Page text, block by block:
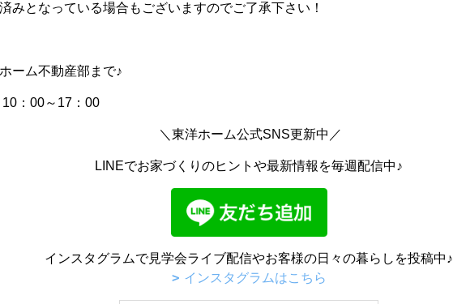
みとなっている場合もございますのでご了承下さい！
ーム不動産部まで♪
：00～17：00
＼東洋ホーム公式SNS更新中／
LINEでお家づくりのヒントや最新情報を毎週配信中♪
インスタグラムで見学会ライブ配信やお客様の日々の暮らしを投稿中♪
インスタグラムはこちら